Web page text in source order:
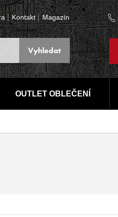
Kontakt Magazín
OUTLET OBLEČENÍ